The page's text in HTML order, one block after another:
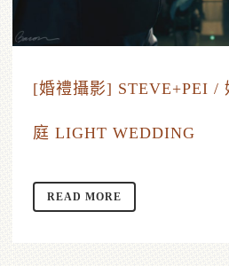
[婚禮攝影] STEVE+PEI /
庭 LIGHT WEDDING
READ MORE